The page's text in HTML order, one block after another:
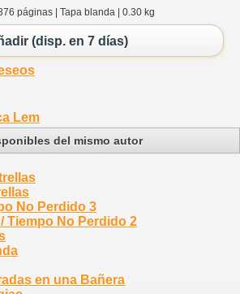
páginas | Tapa blanda | 0.30 kg
(disp. en 7 días)
Lem
del mismo autor
No Perdido 3
Tiempo No Perdido 2
en una Bañera